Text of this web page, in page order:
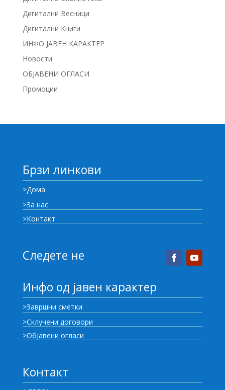
Дигитални Весници
Дигитални Книги
ИНФО ЈАВЕН КАРАКТЕР
Новости
ОБЈАВЕНИ ОГЛАСИ
Промоции
Брзи линкови
>Дома
>За нас
>Контакт
Следете не
Инфо од јавен карактер
>Завршни сметки
>Склучени договори
>Објавени огласи
Контакт